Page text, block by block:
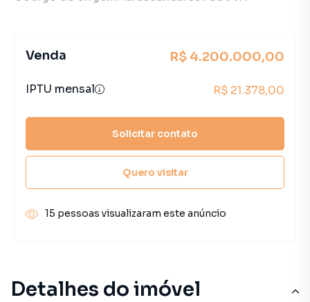
Detalhes do imóvel
Venda R$ 4.200.000,00
IPTU mensal R$ 21.378,00
Solicitar contato
Quero visitar
15 pessoas visualizaram este anúncio